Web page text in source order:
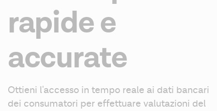
rapide e
accurate
Ottieni l'accesso in tempo reale ai dati bancari
dei consumatori per effettuare valutazioni del